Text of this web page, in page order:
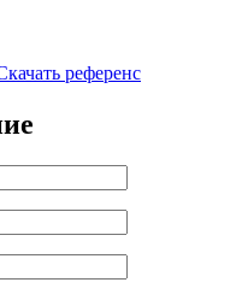
референс